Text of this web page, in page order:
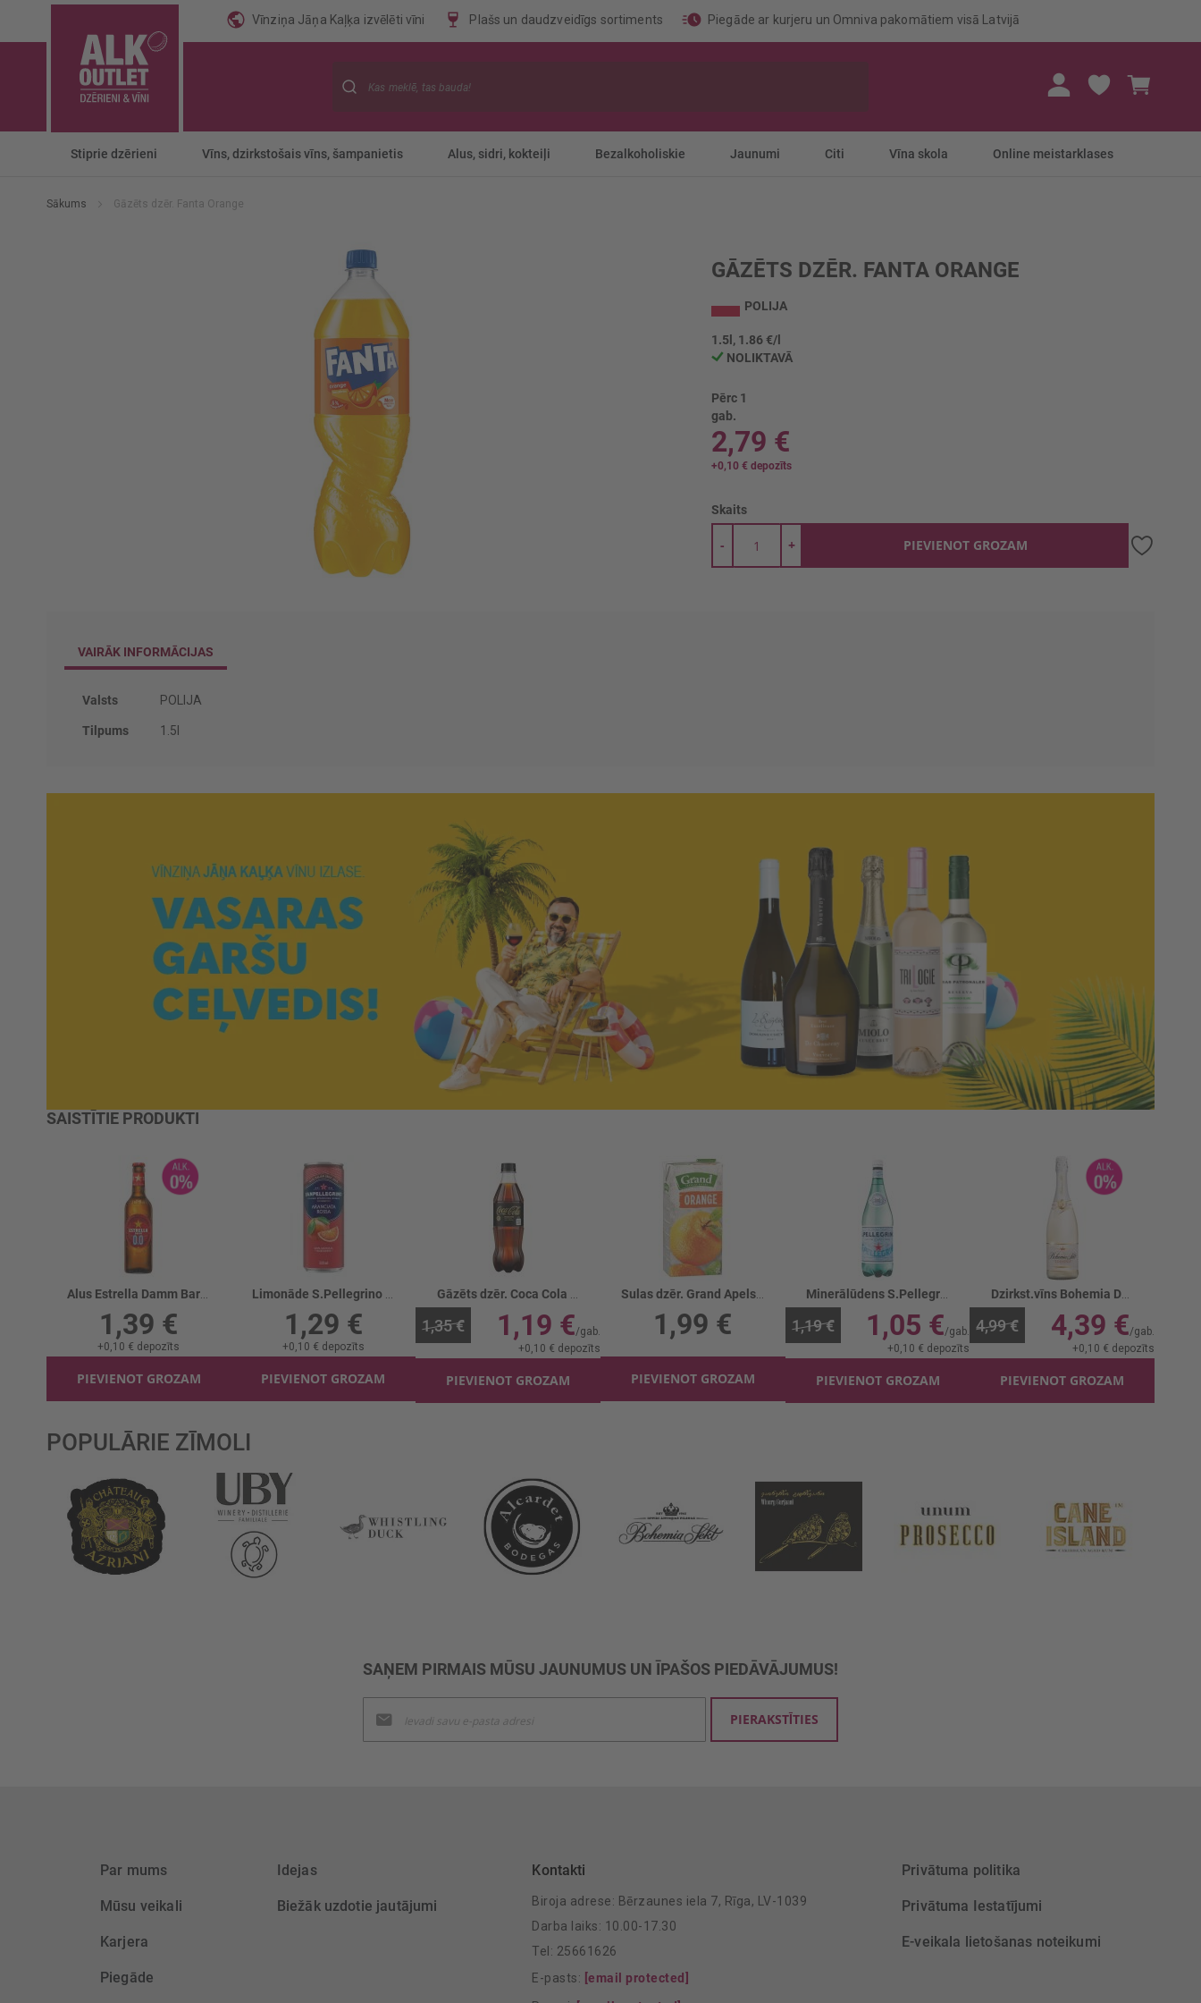
Vīnziņa Jāņa Kaļķa izvēlēti vīni Plašs un daudzveidīgs sortiments Piegāde ar kurjeru un Omniva pakomātiem visā Latvijā
Stiprie dzērieni Vīns, dzirkstošais vīns, šampanietis Alus, sidri, kokteiļi Bezalkoholiskie Jaunumi Citi Vīna skola Online meistarklases
Sākums Gāzēts dzēr. Fanta Orange
GĀZĒTS DZĒR. FANTA ORANGE
sākumu
POLIJA
1.5l, 1.86 €/l
NOLIKTAVĀ
Pērc 1
gab.
2,79 €
+0,10 € depozīts
Skaits
+
- PIEVIENOT GROZAM
VAIRĀK INFORMĀCIJAS
Vairāk
Valsts POLIJA
Tilpums 1.5l
SAISTĪTIE PRODUKTI
Alus Estrella Damm Barcelona b/a 0%
1,39 €
+0,10 € depozīts
PIEVIENOT GROZAM
Limonāde S.Pellegrino Aranciata sark.apels.
1,29 €
+0,10 € depozīts
PIEVIENOT GROZAM
Gāzēts dzēr. Coca Cola Zero Zero
1,35 € 1,19 €
+0,10 € depozīts
PIEVIENOT GROZAM
Sulas dzēr. Grand Apelsīnu
1,99 €
PIEVIENOT GROZAM
Minerālūdens S.Pellegrino PET
1,19 € 1,05 €
+0,10 € depozīts
PIEVIENOT GROZAM
Dzirkst.vīns Bohemia Dealkoholizēts 0%
4,99 € 4,39 €
+0,10 € depozīts
PIEVIENOT GROZAM
POPULĀRIE ZĪMOLI
SAŅEM PIRMAIS MŪSU JAUNUMUS UN ĪPAŠOS PIEDĀVĀJUMUS!
jaunumu
saņemšanai:
PIERAKSTĪTIES
Par mums
Mūsu veikali
Karjera
Piegāde
Idejas
Biežāk uzdotie jautājumi
Kontakti
Biroja adrese: Bērzaunes iela 7, Rīga, LV-1039
Darba laiks: 10.00-17.30
Tel: 25661626
E-pasts: [email protected]
Privātuma politika
Privātuma Iestatījumi
E-veikala lietošanas noteikumi